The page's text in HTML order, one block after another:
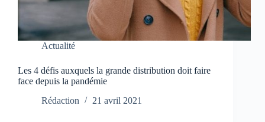
Actualité
Les 4 défis auxquels la grande distribution doit faire
face depuis la pandémie
Rédaction
21 avril 2021